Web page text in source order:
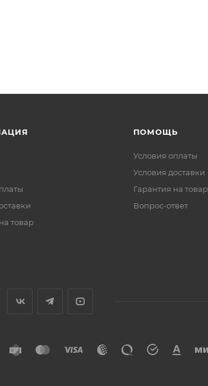
товар
ПОМОЩЬ
Условия оплаты
Условия доставки
Гарантия на товар
Вопрос-ответ